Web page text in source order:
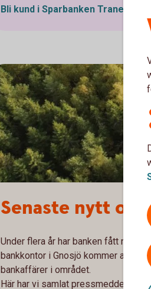
Bli kund i Sparbanken Tranemo
Senaste nytt
Under flera år har banken fått nya
bankkontor i Gnosjö kommer att
bankaffärer i området.
Här har vi samlat